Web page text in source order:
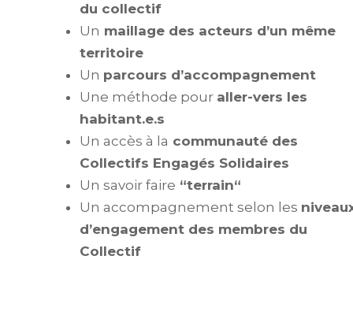
du collectif
Un maillage des acteurs d’un même
territoire
Un parcours d’accompagnement
Une méthode pour aller-vers les
habitant.e.s
Un accès à la communauté des
Collectifs Engagés Solidaires
Un savoir faire “terrain“
Un accompagnement selon les
d’engagement des membres du
Collectif